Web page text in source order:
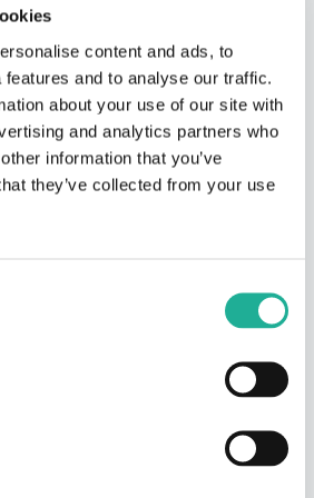
content and ads, to
and to analyse our traffic.
about your use of our site with
and analytics partners who
information that you’ve
they’ve collected from your use
Nachhaltigkeit oder
Gezielte Impulse statt Small Talk.
Mitarbeitende aus allen Ebenen
Gesprächen – nahbar, direkt und auf